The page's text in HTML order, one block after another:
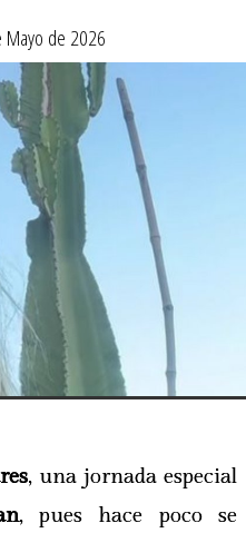
de 2026
, una jornada especial
, pues hace poco se